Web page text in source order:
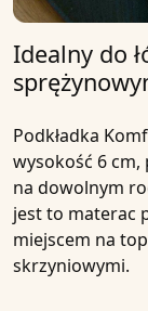
Idealny do
Podkładka
wysokość 6
na dowolnym
jest to materac
miejscem na
skrzyniowymi.